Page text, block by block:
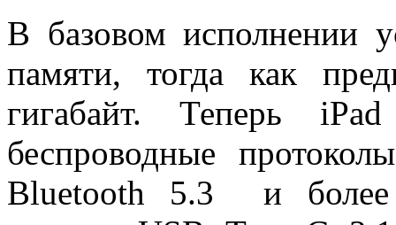
В базовом исполнении
памяти, тогда как
гигабайт. Теперь
беспроводные
Bluetooth 5.3 и более